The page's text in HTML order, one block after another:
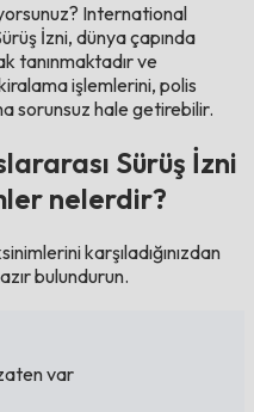
International
İzni, dünya çapında
tanınmaktadır ve
işlemlerini, polis
sorunsuz hale getirebilir.
Sürüş İzni
nelerdir?
karşıladığınızdan
bulundurun.
var